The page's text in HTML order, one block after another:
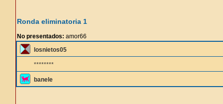
Ronda eliminatoria 1
No presentados: amor66
losnietos05
********
banele